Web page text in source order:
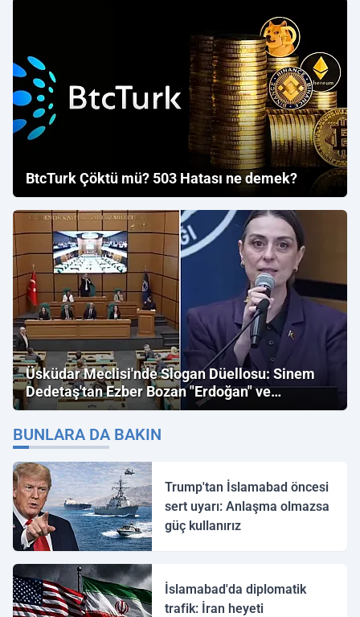
BtcTurk Çöktü mü? 503 Hatası ne demek?
Üsküdar Meclisi'nde Slogan Düellosu: Sinem
Dedetaş'tan Ezber Bozan "Erdoğan" ve
"İmamoğlu" Çıkışı!
BUNLARA DA BAKIN
Trump'tan İslamabad öncesi
sert uyarı: Anlaşma olmazsa
güç kullanırız
İslamabad'da diplomatik
trafik: İran heyeti